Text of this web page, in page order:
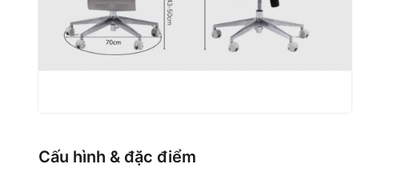
Cấu hình & đặc điểm